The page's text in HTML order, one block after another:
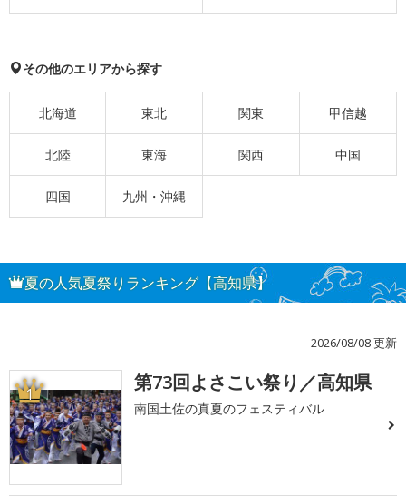
その他のエリアから探す
北海道 東北 関東 甲信越
北陸 東海 関西 中国
四国 九州・沖縄
夏の人気夏祭りランキング【高知県】
2026/08/08 更新
1 第73回よさこい祭り／高知県
南国土佐の真夏のフェスティバル